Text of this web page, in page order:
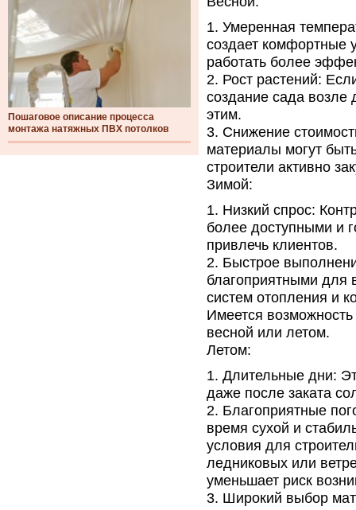
Пошаговое описание процесса
монтажа натяжных ПВХ потолков
Умеренная
создает комфортные
работать более
Рост растений:
создание сада возле
этим.
Снижение
материалы могут
строители активно
Зимой:
Низкий спрос:
более доступными и
привлечь клиентов.
Быстрое
благоприятными для
систем отопления и
Имеется
весной или летом.
Летом:
Длительные дни:
даже после заката
Благоприятные
время сухой и
условия для
ледниковых или
уменьшает риск
Широкий выбор